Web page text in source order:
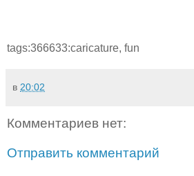
tags:366633:caricature, fun
в 20:02
Комментариев нет:
Отправить комментарий